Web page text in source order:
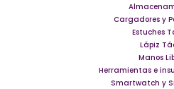
Cargadores y
Estuches
Lápiz
Manos
Herramientas e
Smartwatch y